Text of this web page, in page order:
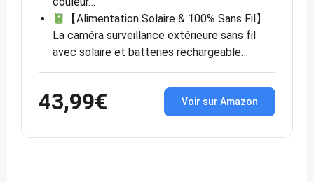
【Alimentation Solaire & 100% Sans Fil】
La caméra surveillance extérieure sans fil
avec solaire et batteries rechargeable…
43,99€ Voir sur Amazon